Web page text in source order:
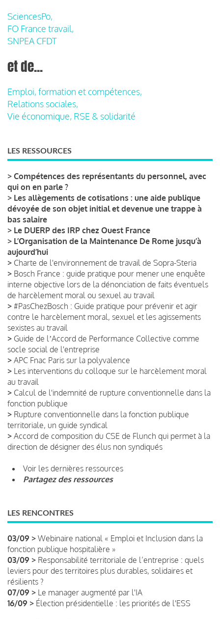
SciencesPo,
FO France travail,
SNPEA CFDT
et de...
Emploi, formation et compétences,
Relations sociales,
Vie économique, RSE & solidarité
LES RESSOURCES
> Compétences des représentants du personnel, avec
qui on en parle ?
> Les allègements de cotisations : une aide publique
dévoyée de son objet initial et devenue une trappe à
bas salaire
> Le DUERP des IRP chez Ouest France
> L’Organisation de la Maintenance De Rome jusqu’à
aujourd’hui
> Charte de l'environnement de travail de Sopra-Steria
> Bosch France : guide pratique pour mener une enquête
interne objective lors de la dénonciation de faits éventuels
de harcèlement moral ou sexuel au travail
> #PasChezBosch : Guide pratique pour prévenir et agir
contre le harcèlement moral, sexuel et les agissements
sexistes au travail
> Guide de lʼAccord de Performance Collective comme
socle social de l'entreprise
> APC Fnac Paris sur la polyvalence
> Les interventions du colloque sur le harcèlement moral
au travail
> Calcul de l'indemnité de rupture conventionnelle dans la
fonction publique
> Rupture conventionnelle dans la fonction publique
territoriale, un guide syndical
> Accord de composition du CSE de Flunch qui permet à la
direction de désigner des élus non syndiqués
Voir les dernières ressources
Partagez des ressources
LES RENCONTRES
03/09 > Webinaire national « Emploi et Inclusion dans la
fonction publique hospitalière »
03/09 > Responsabilité territoriale de l’entreprise : quels
leviers pour des territoires plus durables, solidaires et
résilients ?
07/09 > Le manager augmenté par l'IA
16/09 > Élection présidentielle : les priorités de l'ESS